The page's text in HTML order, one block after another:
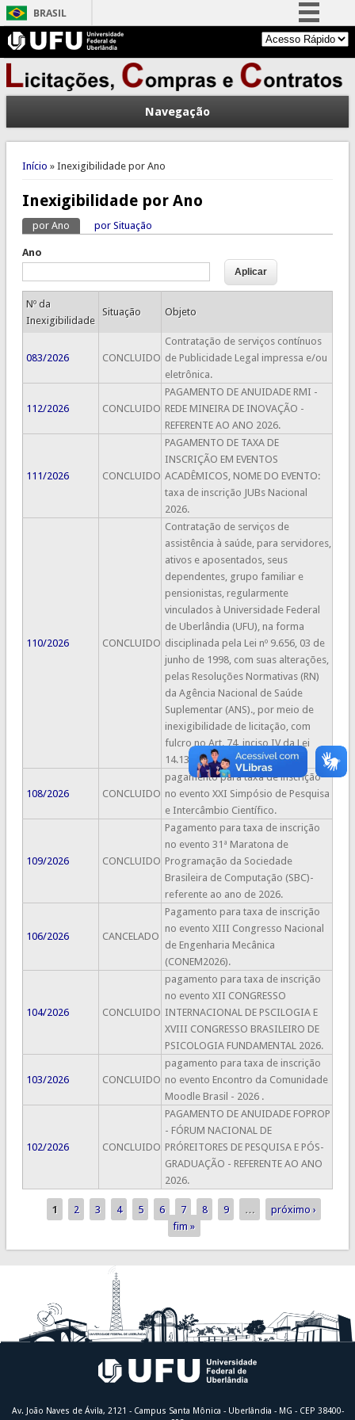
BRASIL
Simplifique!
Comunica BR
Participe
Acesso à informação
Legislação
Navegação
Você está aqui
Início » Inexigibilidade por Ano
Inexigibilidade por Ano
Abas primárias
por Ano (aba ativa)
por Situação
Ano
Nº da
Inexigibilidade
Situação Objeto
083/2026 CONCLUIDO
Contratação de serviços contínuos
de Publicidade Legal impressa e/ou
eletrônica.
112/2026 CONCLUIDO
PAGAMENTO DE ANUIDADE RMI -
REDE MINEIRA DE INOVAÇÃO -
REFERENTE AO ANO 2026.
111/2026 CONCLUIDO
PAGAMENTO DE TAXA DE
INSCRIÇÃO EM EVENTOS
ACADÊMICOS, NOME DO EVENTO:
taxa de inscrição JUBs Nacional
2026.
110/2026 CONCLUIDO
Contratação de serviços de
assistência à saúde, para servidores,
ativos e aposentados, seus
dependentes, grupo familiar e
pensionistas, regularmente
vinculados à Universidade Federal
de Uberlândia (UFU), na forma
disciplinada pela Lei nº 9.656, 03 de
junho de 1998, com suas alterações,
pelas Resoluções Normativas (RN)
da Agência Nacional de Saúde
Suplementar (ANS)., por meio de
inexigibilidade de licitação, com
fulcro no Art. 74, inciso IV da Lei
14.133/21.
108/2026 CONCLUIDO
pagamento para taxa de inscrição
no evento XXI Simpósio de Pesquisa
e Intercâmbio Científico.
109/2026 CONCLUIDO
Pagamento para taxa de inscrição
no evento 31ª Maratona de
Programação da Sociedade
Brasileira de Computação (SBC)-
referente ao ano de 2026.
106/2026 CANCELADO
Pagamento para taxa de inscrição
no evento XIII Congresso Nacional
de Engenharia Mecânica
(CONEM2026).
104/2026 CONCLUIDO
pagamento para taxa de inscrição
no evento XII CONGRESSO
INTERNACIONAL DE PSCILOGIA E
XVIII CONGRESSO BRASILEIRO DE
PSICOLOGIA FUNDAMENTAL 2026.
103/2026 CONCLUIDO
pagamento para taxa de inscrição
no evento Encontro da Comunidade
Moodle Brasil - 2026 .
102/2026 CONCLUIDO
PAGAMENTO DE ANUIDADE FOPROP
- FÓRUM NACIONAL DE
PRÓREITORES DE PESQUISA E PÓS-
GRADUAÇÃO - REFERENTE AO ANO
2026.
Páginas
1 2 3 4 5 6 7 8 9 …
próximo ›
fim »
Av. João Naves de Ávila, 2121 - Campus Santa Mônica - Uberlândia - MG - CEP 38400-